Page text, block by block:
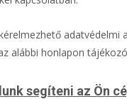
adatvédelmi
alábbi honlapon
segíteni az Ön